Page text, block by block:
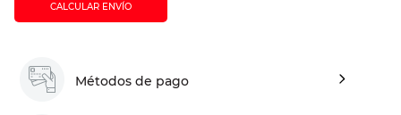
CALCULAR ENVÍO
Métodos de pago